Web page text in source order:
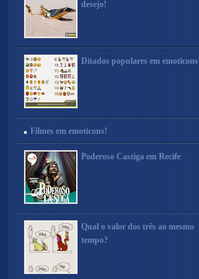
desejo!
Ditados populares em emoticons
Filmes em emoticons!
Poderoso Castiga em Recife
Qual o valor dos três ao mesmo
tempo?